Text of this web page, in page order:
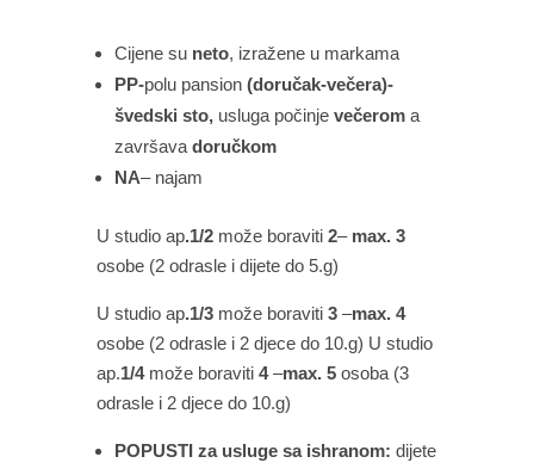
Cijene su neto, izražene u markama
PP-polu pansion (doručak-večera)-
švedski sto, usluga počinje večerom a
završava doručkom
NA– najam
U studio ap.1/2 može boraviti 2– max. 3
osobe (2 odrasle i dijete do 5.g)
U studio ap.1/3 može boraviti 3 –max. 4
osobe (2 odrasle i 2 djece do 10.g) U studio
ap.1/4 može boraviti 4–max. 5 osoba (3
odrasle i 2 djece do 10.g)
POPUSTI za usluge sa ishranom: dijete